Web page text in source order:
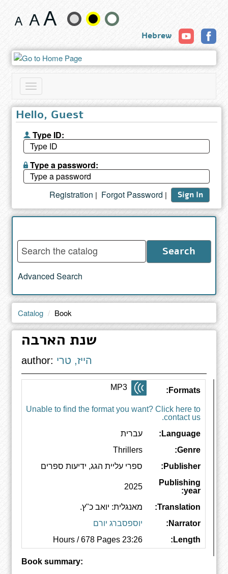
Change
size
and
color
Hebrew
Toggle
navigation
Hello, Guest
Type ID:
Type a password:
Sign In
|
Forgot Password
|
Registration
Enter
words
to
search
catalog
Search
Advanced Search
Catalog Book
שנת הארבה
author: הייז, טרי
Formats:
Unable to find the format you want? Click here to
contact us.
Language:
עברית
Genre:
Thrillers
Publisher:
ספרי עליית הגג, ידיעות ספרים
Publishing
year:
2025
Translation:
מאנגלית: יואב כ"ץ.
Narrator:
יוספסברג יורם
Length:
23:26 Hours / 678 Pages
Book summary: